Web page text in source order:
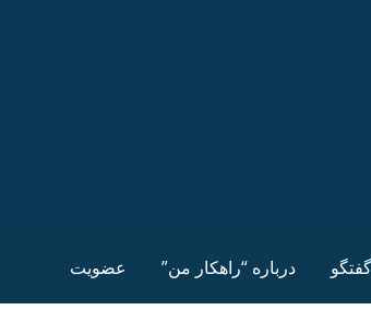
درباره “راهکار من” عضویت